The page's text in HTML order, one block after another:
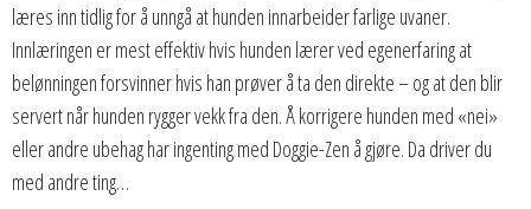
læres inn tidlig for å unngå at hunden innarbeider farlige uvaner.
Innlæringen er mest effektiv hvis hunden lærer ved egenerfaring at
belønningen forsvinner hvis han prøver å ta den direkte – og at den blir
servert når hunden rygger vekk fra den. Å korrigere hunden med «nei»
eller andre ubehag har ingenting med Doggie-Zen å gjøre. Da driver du
med andre ting…